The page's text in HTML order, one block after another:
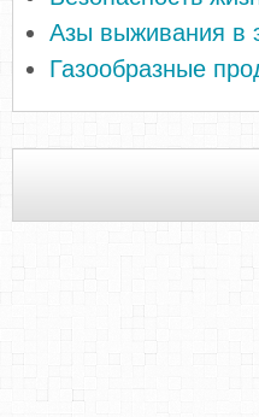
Азы выживания в
Газообразные